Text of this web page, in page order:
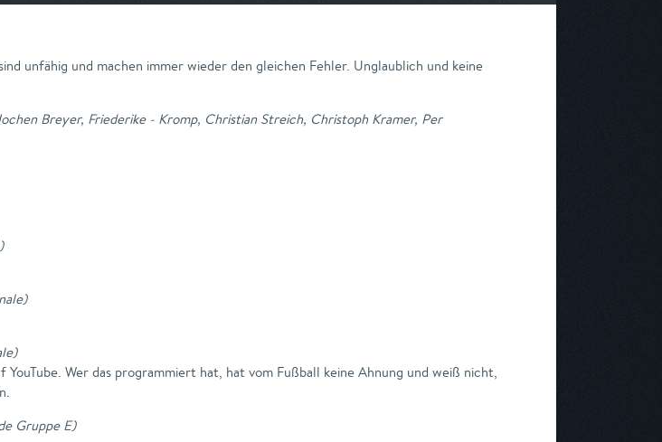
unfähig und machen immer wieder den gleichen Fehler. Unglaublich und keine
Breyer, Friederike - Kromp, Christian Streich, Christoph Kramer, Per
)
)
)
Wer das programmiert hat, hat vom Fußball keine Ahnung und weiß nicht,
Gruppe E)